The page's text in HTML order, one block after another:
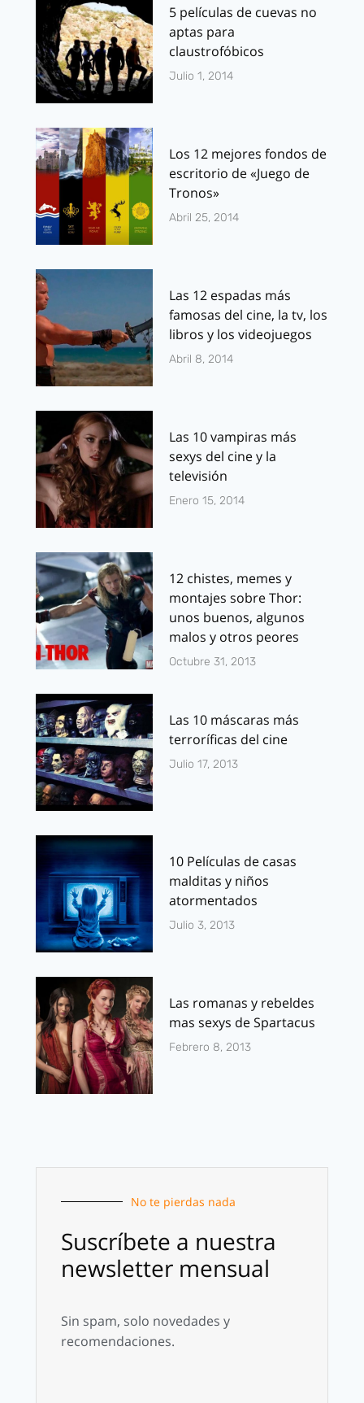
5 películas de cuevas no
aptas para
claustrofóbicos
Julio 1, 2014
Los 12 mejores fondos de
escritorio de «Juego de
Tronos»
Abril 25, 2014
Las 12 espadas más
famosas del cine, la tv, los
libros y los videojuegos
Abril 8, 2014
Las 10 vampiras más
sexys del cine y la
televisión
Enero 15, 2014
12 chistes, memes y
montajes sobre Thor:
unos buenos, algunos
malos y otros peores
Octubre 31, 2013
Las 10 máscaras más
terroríficas del cine
Julio 17, 2013
10 Películas de casas
malditas y niños
atormentados
Julio 3, 2013
Las romanas y rebeldes
mas sexys de Spartacus
Febrero 8, 2013
No te pierdas nada
Suscríbete a nuestra
newsletter mensual
Sin spam, solo novedades y
recomendaciones.